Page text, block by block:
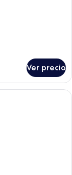
Ver precio
hotel con una cama